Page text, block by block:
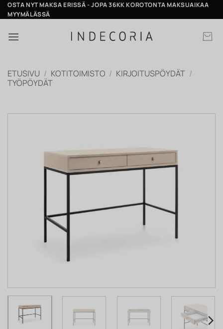
Skip
to
OSTA NYT MAKSA ERISSÄ - JOPA 36KK KOROTONTA MAKSUAIKAA
MYYMÄLÄSSÄ
ETUSIVU / KOTITOIMISTO / KIRJOITUSPÖYDÄT /
TYÖPÖYDÄT